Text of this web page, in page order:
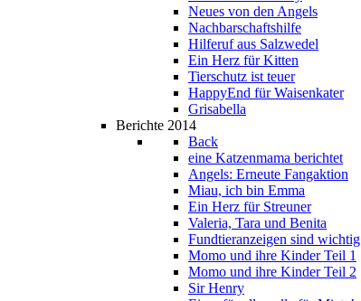
Neues von den Angels
Nachbarschaftshilfe
Hilferuf aus Salzwedel
Ein Herz für Kitten
Tierschutz ist teuer
HappyEnd für Waisenkater
Grisabella
Berichte 2014
Back
eine Katzenmama berichtet
Angels: Erneute Fangaktion
Miau, ich bin Emma
Ein Herz für Streuner
Valeria, Tara und Benita
Fundtieranzeigen sind wichtig
Momo und ihre Kinder Teil 1
Momo und ihre Kinder Teil 2
Sir Henry